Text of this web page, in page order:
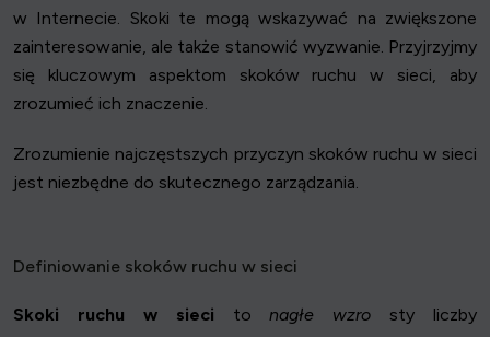
w Internecie. Skoki te mogą wskazywać na zwiększone
zainteresowanie, ale także stanowić wyzwanie. Przyjrzyjmy
się kluczowym aspektom skoków ruchu w sieci, aby
zrozumieć ich znaczenie.
Zrozumienie najczęstszych przyczyn skoków ruchu w sieci
jest niezbędne do skutecznego zarządzania.
Definiowanie skoków ruchu w sieci
Skoki ruchu w sieci tonagłe wzro sty liczby